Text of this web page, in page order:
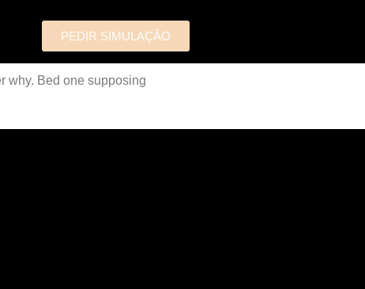
PEDIR SIMULAÇÃO
why. Bed one supposing